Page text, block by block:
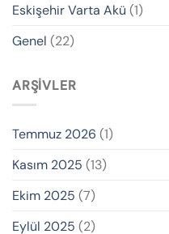
Eskişehir Varta Akü (1)
Genel (22)
ARŞIVLER
Temmuz 2026 (1)
Kasım 2025 (13)
Ekim 2025 (7)
Eylül 2025 (2)